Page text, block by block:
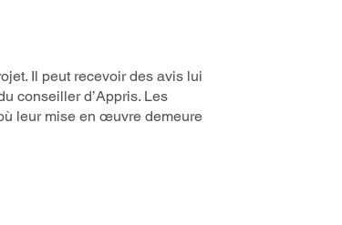
Il peut recevoir des avis lui
conseiller d’Appris. Les
leur mise en œuvre demeure